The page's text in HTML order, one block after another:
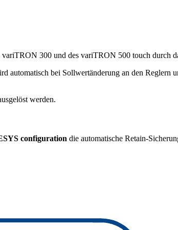
300 und des variTRON 500 touch durch
automatisch bei Sollwertänderung an den Reglern
werden.
configuration die automatische Retain-